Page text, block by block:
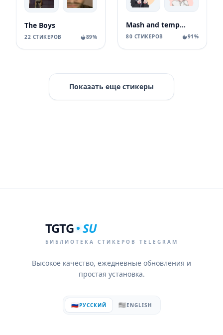
The Boys
22 СТИКЕРОВ 89%
Mash and tempered boys TL-EDIT
80 СТИКЕРОВ 91%
Показать еще стикеры
TGTG SU
БИБЛИОТЕКА СТИКЕРОВ TELEGRAM
Высокое качество, ежедневные обновления и
простая установка.
🇷🇺РУССКИЙ 🇺🇸ENGLISH